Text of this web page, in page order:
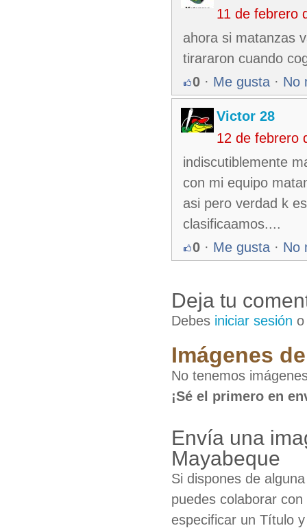
11 de febrero
ahora si matanzas
tirararon cuando
0 · Me gusta · No
Victor 28
12 de febrero
indiscutiblemente
con mi equipo
asi pero verdad k
clasificaamos....
0 · Me gusta · No
Deja tu
Debes iniciar sesión
Imágenes
No tenemos
¡Sé el primero en
Envía una
Mayabeque
Si dispones de
puedes colaborar
especificar un Título